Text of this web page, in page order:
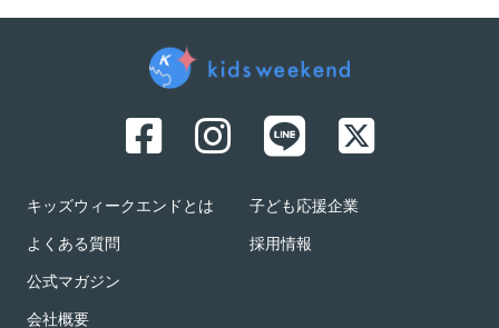
キッズウィークエンドとは
よくある質問
公式マガジン
会社概要
子ども応援企業
採用情報